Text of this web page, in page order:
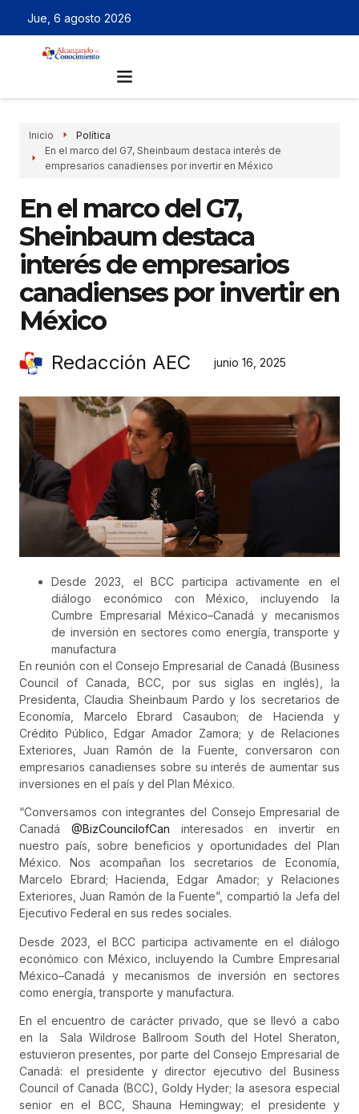
Jue, 6 agosto 2026
Inicio
Política
En el marco del G7, Sheinbaum destaca interés de
empresarios canadienses por invertir en México
En el marco del G7,
Sheinbaum destaca
interés de empresarios
canadienses por invertir en
México
Redacción AEC junio 16, 2025
Desde 2023, el BCC participa activamente en el
diálogo económico con México, incluyendo la
Cumbre Empresarial México–Canadá y mecanismos
de inversión en sectores como energía, transporte y
manufactura
En reunión con el Consejo Empresarial de Canadá (Business
Council of Canada, BCC, por sus siglas en inglés), la
Presidenta, Claudia Sheinbaum Pardo y los secretarios de
Economía, Marcelo Ebrard Casaubon; de Hacienda y
Crédito Público, Edgar Amador Zamora; y de Relaciones
Exteriores, Juan Ramón de la Fuente, conversaron con
empresarios canadienses sobre su interés de aumentar sus
inversiones en el país y del Plan México.
“Conversamos con integrantes del Consejo Empresarial de
Canadá @BizCouncilofCan interesados en invertir en
nuestro país, sobre beneficios y oportunidades del Plan
México. Nos acompañan los secretarios de Economía,
Marcelo Ebrard; Hacienda, Edgar Amador; y Relaciones
Exteriores, Juan Ramón de la Fuente”, compartió la Jefa del
Ejecutivo Federal en sus redes sociales.
Desde 2023, el BCC participa activamente en el diálogo
económico con México, incluyendo la Cumbre Empresarial
México–Canadá y mecanismos de inversión en sectores
como energía, transporte y manufactura.
En el encuentro de carácter privado, que se llevó a cabo
en la Sala Wildrose Ballroom South del Hotel Sheraton,
estuvieron presentes, por parte del Consejo Empresarial de
Canadá: el presidente y director ejecutivo del Business
Council of Canada (BCC), Goldy Hyder; la asesora especial
senior en el BCC, Shauna Hemingway; el presidente y